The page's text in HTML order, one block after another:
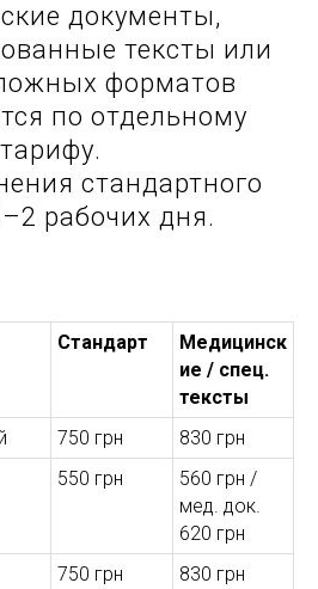
документы,
тексты или
форматов
по отдельному
тарифу.
стандартного
рабочих дня.
Стандарт
Медицинск
ие / спец.
тексты
750 грн
830 грн
550 грн
560 грн /
мед. док.
620 грн
750 грн
830 грн